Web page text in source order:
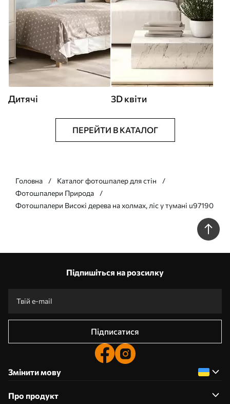
Дитячі 3D квіти
ПЕРЕЙТИ В КАТАЛОГ
Головна
Каталог фотошпалер для стін
Фотошпалери Природа
Фотошпалери Високі дерева на холмах, ліс у тумані u97190
Підпишіться на розсилку
Підписатися
Змінити мову
Про продукт